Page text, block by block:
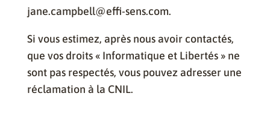
jane.campbell@effi-sens.com.
Si vous estimez, après nous avoir contactés,
que vos droits « Informatique et Libertés » ne
sont pas respectés, vous pouvez adresser une
réclamation à la CNIL.